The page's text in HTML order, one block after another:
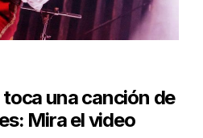
una canción de
Mira el video